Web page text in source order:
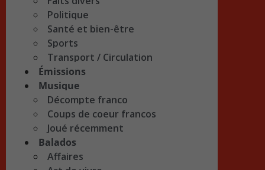
Politique
Santé et bien-être
Sports
Transport / Circulation
Émissions
Musique
Décompte franco
Coups de coeur francos
Joué récemment
Balados
Affaires